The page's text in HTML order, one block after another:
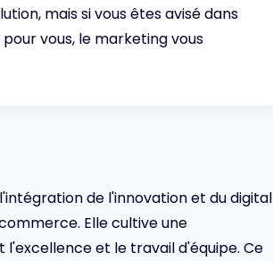
mais si vous êtes avisé dans
vous, le marketing vous
l'intégration de l'innovation et du digital
Elle cultive une
et le travail d'équipe. Ce